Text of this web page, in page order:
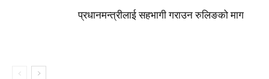
प्रधानमन्त्रीलाई सहभागी गराउन रुलिङको माग